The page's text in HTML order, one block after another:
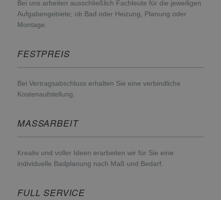
Bei uns arbeiten ausschließlich Fachleute für die jeweiligen
Aufgabengebiete; ob Bad oder Heizung, Planung oder
Montage.
FESTPREIS
Bei Vertragsabschluss erhalten Sie eine verbindliche
Kostenaufstellung.
MASSARBEIT
Kreativ und voller Ideen erarbeiten wir für Sie eine
individuelle Badplanung nach Maß und Bedarf.
FULL SERVICE